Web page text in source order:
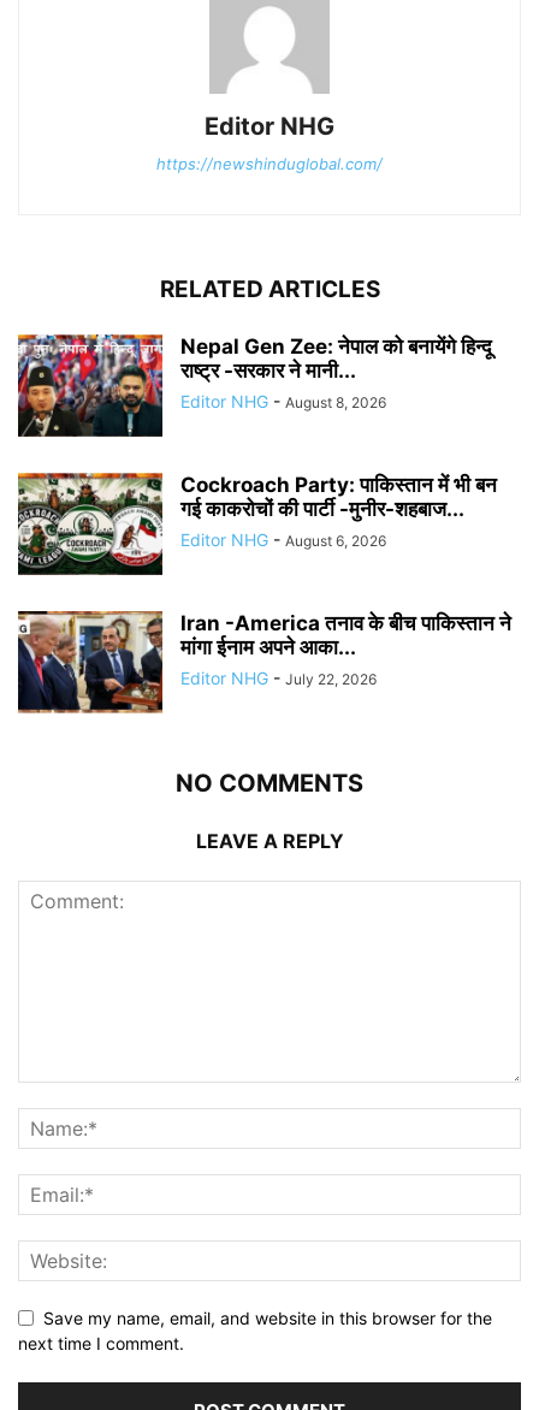
Editor NHG
https://newshinduglobal.com/
RELATED ARTICLES
Nepal Gen Zee: नेपाल को बनायेंगे हिन्दू
राष्ट्र -सरकार ने मानी...
Editor NHG - August 8, 2026
Cockroach Party: पाकिस्तान में भी बन
गई काकरोचों की पार्टी -मुनीर-शहबाज...
Editor NHG - August 6, 2026
Iran -America तनाव के बीच पाकिस्तान ने
मांगा ईनाम अपने आका...
Editor NHG - July 22, 2026
NO COMMENTS
LEAVE A REPLY
Save my name, email, and website in this browser for the
next time I comment.